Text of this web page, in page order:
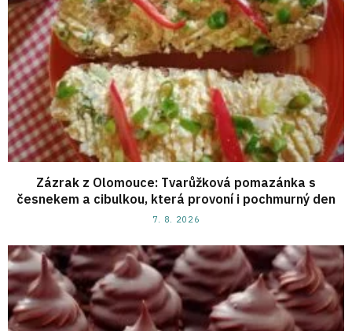
Zázrak z Olomouce: Tvarůžková pomazánka s
česnekem a cibulkou, která provoní i pochmurný den
7. 8. 2026